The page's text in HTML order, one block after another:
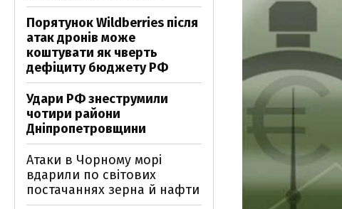
Порятунок Wildberries після
атак дронів може
коштувати як чверть
дефіциту бюджету РФ
Удари РФ знеструмили
чотири райони
Дніпропетровщини
Атаки в Чорному морі
вдарили по світових
постачаннях зерна й нафти